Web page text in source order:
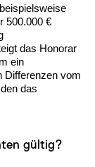
500.000 €
das Honorar
ein
Differenzen vom
das
gültig?